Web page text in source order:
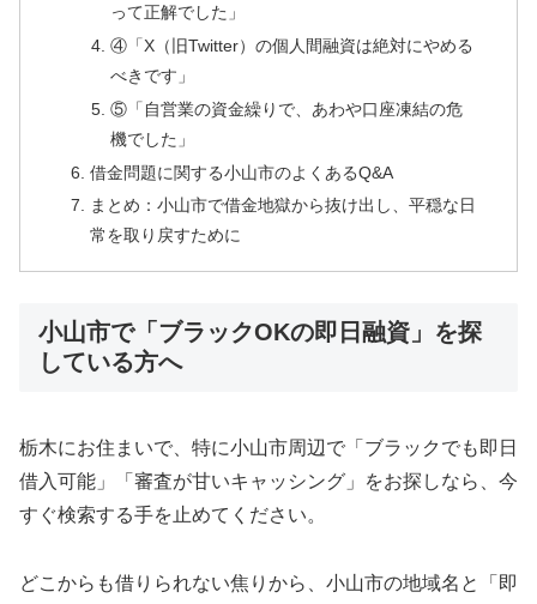
って正解でした」
④「X（旧Twitter）の個人間融資は絶対にやめる
べきです」
⑤「自営業の資金繰りで、あわや口座凍結の危
機でした」
借金問題に関する小山市のよくあるQ&A
まとめ：小山市で借金地獄から抜け出し、平穏な日
常を取り戻すために
小山市で「ブラックOKの即日融資」を探
している方へ
栃木にお住まいで、特に小山市周辺で「ブラックでも即日
借入可能」「審査が甘いキャッシング」をお探しなら、今
すぐ検索する手を止めてください。
どこからも借りられない焦りから、小山市の地域名と「即